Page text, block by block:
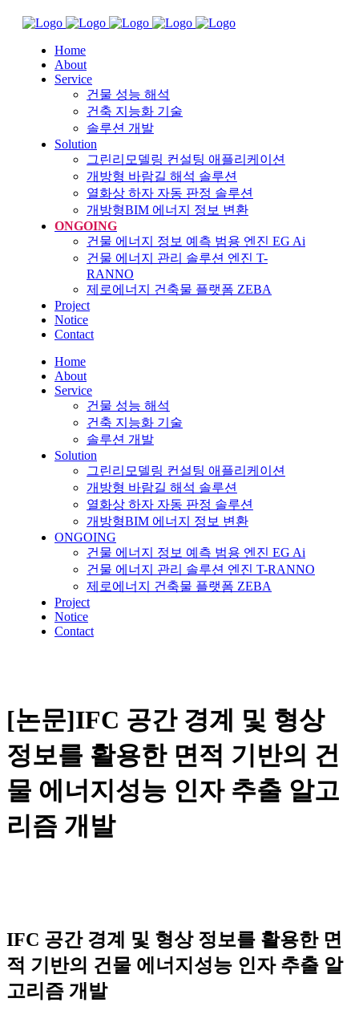
Home
About
Service
건물 성능 해석
건축 지능화 기술
솔루션 개발
Solution
그린리모델링 컨설팅 애플리케이션
개방형 바람길 해석 솔루션
열화상 하자 자동 판정 솔루션
개방형BIM 에너지 정보 변환
ONGOING
건물 에너지 정보 예측 범용 엔진 EG Ai
건물 에너지 관리 솔루션 엔진 T-
RANNO
제로에너지 건축물 플랫폼 ZEBA
Project
Notice
Contact
Home
About
Service
건물 성능 해석
건축 지능화 기술
솔루션 개발
Solution
그린리모델링 컨설팅 애플리케이션
개방형 바람길 해석 솔루션
열화상 하자 자동 판정 솔루션
개방형BIM 에너지 정보 변환
ONGOING
건물 에너지 정보 예측 범용 엔진 EG Ai
건물 에너지 관리 솔루션 엔진 T-RANNO
제로에너지 건축물 플랫폼 ZEBA
Project
Notice
Contact
[논문]IFC 공간 경계 및 형상
정보를 활용한 면적 기반의 건
물 에너지성능 인자 추출 알고
리즘 개발
IFC 공간 경계 및 형상 정보를 활용한 면
적 기반의 건물 에너지성능 인자 추출 알
고리즘 개발